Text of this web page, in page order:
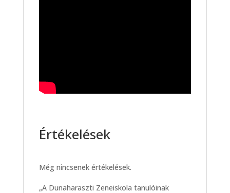
Értékelések
Még nincsenek értékelések.
„A Dunaharaszti Zeneiskola tanulóinak